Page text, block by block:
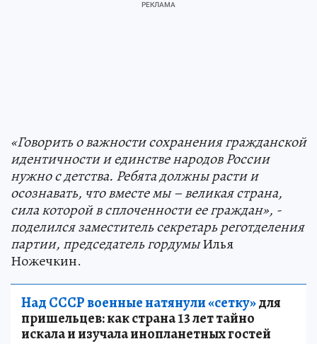
«Говорить о важности сохранения гражданской
идентичности и единстве народов России
нужно с детства. Ребята должны расти и
осознавать, что вместе мы – великая страна,
сила которой в сплоченности ее граждан», -
поделился заместитель секретарь реготделения
партии, председатель гордумыИлья
Ножечкин.
Над СССР военные натянули «сетку»для
пришельцев: как страна 13 лет тайно
искала и изучала инопланетных гостей